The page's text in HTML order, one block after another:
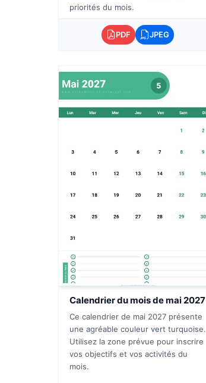
priorités du mois.
PDF JPEG
Calendrier du mois de mai 2027
Ce calendrier de mai 2027 présente
une agréable couleur vert turquoise.
Utilisez la zone prévue pour inscrire
vos objectifs et vos activités du
mois.